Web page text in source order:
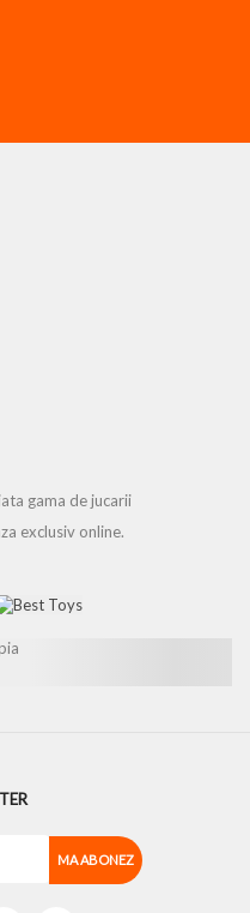
gama de jucarii
exclusiv online.